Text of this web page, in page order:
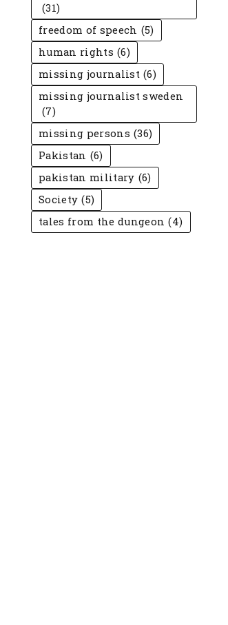
(31)
freedom of speech (5)
human rights (6)
missing journalist (6)
missing journalist sweden
(7)
missing persons (36)
Pakistan (6)
pakistan military (6)
Society (5)
tales from the dungeon (4)